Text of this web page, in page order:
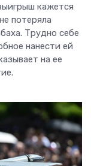
кажется
потеряла
Трудно себе
нанести ей
на ее